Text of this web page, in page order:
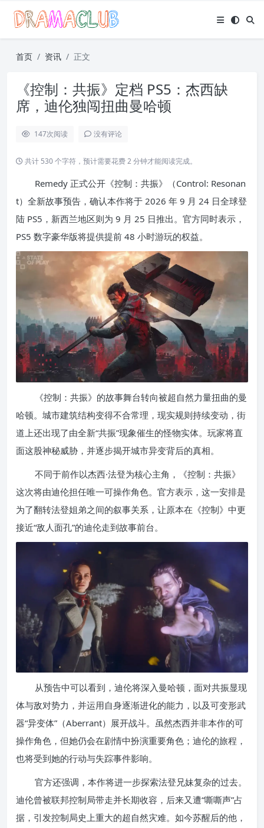
首页 资讯 正文
《控制：共振》定档 PS5：杰西缺
席，迪伦独闯扭曲曼哈顿
147次阅读 没有评论
共计 530 个字符，预计需要花费 2 分钟才能阅读完成。
Remedy 正式公开《控制：共振》（Control: Resonan
t）全新故事预告，确认本作将于 2026 年 9 月 24 日全球登
陆 PS5，新西兰地区则为 9 月 25 日推出。官方同时表示，
PS5 数字豪华版将提供提前 48 小时游玩的权益。
《控制：共振》的故事舞台转向被超自然力量扭曲的曼
哈顿。城市建筑结构变得不合常理，现实规则持续变动，街
道上还出现了由全新“共振”现象催生的怪物实体。玩家将直
面这股神秘威胁，并逐步揭开城市异变背后的真相。
不同于前作以杰西·法登为核心主角，《控制：共振》
这次将由迪伦担任唯一可操作角色。官方表示，这一安排是
为了翻转法登姐弟之间的叙事关系，让原本在《控制》中更
接近“敌人面孔”的迪伦走到故事前台。
从预告中可以看到，迪伦将深入曼哈顿，面对共振显现
体与敌对势力，并运用自身逐渐进化的能力，以及可变形武
器“异变体”（Aberrant）展开战斗。虽然杰西并非本作的可
操作角色，但她仍会在剧情中扮演重要角色；迪伦的旅程，
也将受到她的行动与失踪事件影响。
官方还强调，本作将进一步探索法登兄妹复杂的过去。
迪伦曾被联邦控制局带走并长期收容，后来又遭“嘶嘶声”占
据，引发控制局史上重大的超自然灾难。如今苏醒后的他，